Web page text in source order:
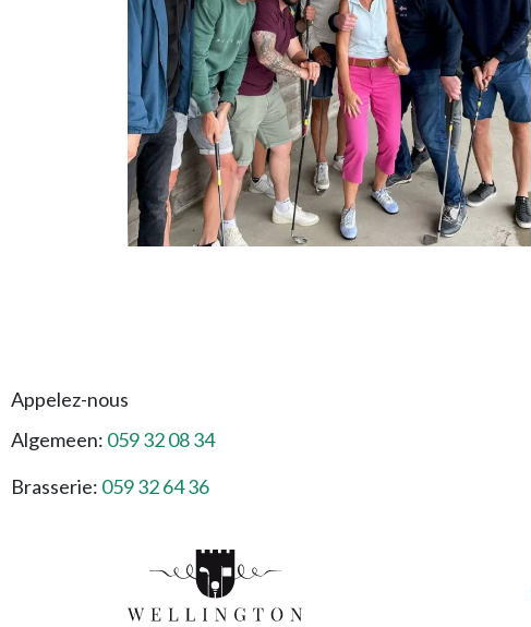
Appelez-nous
Algemeen: 059 32 08 34
Brasserie: 059 32 64 36